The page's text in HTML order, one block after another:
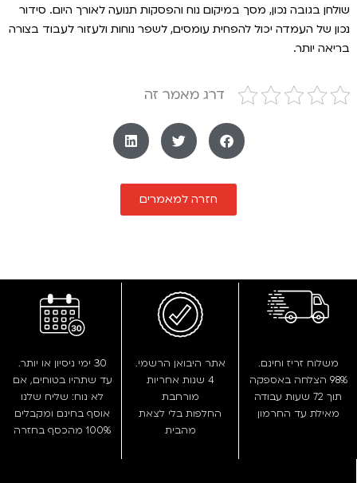
שולחן בגובה נכון, מסך במיקום נוח והפסקות תנועה לאורך היום. סידור
נכון של העמדה יכול להפחית עומסים, לשפר נוחות ולעזור לעבוד בצורה
בריאה יותר.
דרג מאמר זה
חזרה למאמרים
משלוח זריז וחינם.
98% הצלחה באספקה
תוך 72 שעות עבודה
מאילת עד החרמון
אתר היבואן הרשמי.
4 שנות אחריות
מורחבת
החלפות בלי לצאת
מהבית
30 ימי ניסיון או יותר.
עד שתהיו בטוחים, אם
לא נוח: שליח שלנו
אוסף בחינם ומקבלים
100% מהכסף בחזרה